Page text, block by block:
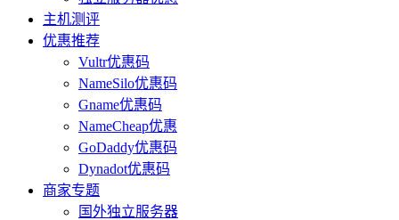
主机测评
优惠推荐
Vultr优惠码
NameSilo优惠码
Gname优惠码
NameCheap优惠
GoDaddy优惠码
Dynadot优惠码
商家专题
国外独立服务器